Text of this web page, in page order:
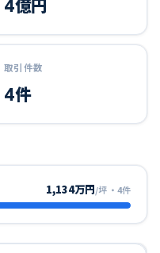
4億円
取引件数
4件
1,134万円/坪 ・ 4件